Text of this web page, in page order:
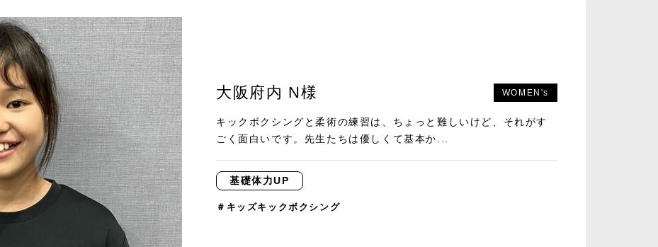
大阪府内 N様 WOMEN's
キックボクシングと柔術の練習は、ちょっと難しいけど、それがす
ごく面白いです。先生たちは優しくて基本か...
基礎体力UP
＃キッズキックボクシング